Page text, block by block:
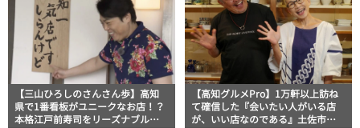
【三山ひろしのさんさん歩】高知
県で1番看板がユニークなお店！？
本格江戸前寿司をリーズナブルに
【高知グルメPro】1万軒以上訪ね
て確信した『会いたい人がいる店
が、いい店なのである』土佐市